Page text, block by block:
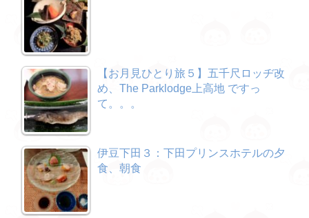
【お月見ひとり旅５】五千尺ロッヂ改
め、The Parklodge上高地 ですっ
て。。。
伊豆下田３：下田プリンスホテルの夕
食、朝食